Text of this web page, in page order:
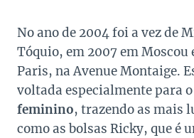
No ano de 2004 foi a vez de
Tóquio, em 2007 em Moscou
Paris, na Avenue Montaige.
voltada especialmente para o
feminino, trazendo as mais
como as bolsas Ricky, que é